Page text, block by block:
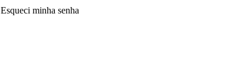
Esqueci minha senha